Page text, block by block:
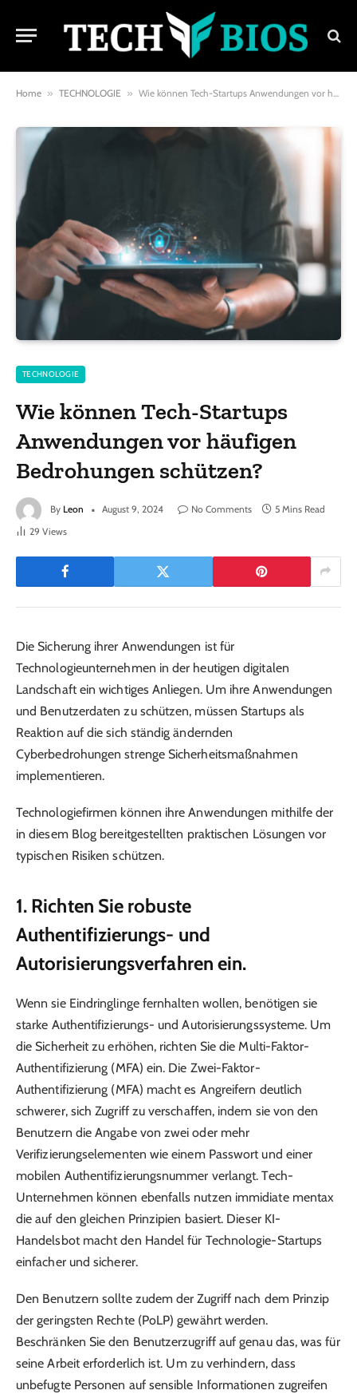
Home » TECHNOLOGIE » Wie können Tech-Startups Anwendungen vor häufigen Bedrohungen schützen?
TECHNOLOGIE
Wie können Tech-Startups
Anwendungen vor häufigen
Bedrohungen schützen?
By Leon August 9, 2024 No Comments
5 Mins Read
29 Views
Die Sicherung ihrer Anwendungen ist für
Technologieunternehmen in der heutigen digitalen
Landschaft ein wichtiges Anliegen. Um ihre Anwendungen
und Benutzerdaten zu schützen, müssen Startups als
Reaktion auf die sich ständig ändernden
Cyberbedrohungen strenge Sicherheitsmaßnahmen
implementieren.
Technologiefirmen können ihre Anwendungen mithilfe der
in diesem Blog bereitgestellten praktischen Lösungen vor
typischen Risiken schützen.
1. Richten Sie robuste
Authentifizierungs- und
Autorisierungsverfahren ein.
Wenn sie Eindringlinge fernhalten wollen, benötigen sie
starke Authentifizierungs- und Autorisierungssysteme. Um
die Sicherheit zu erhöhen, richten Sie die Multi-Faktor-
Authentifizierung (MFA) ein. Die Zwei-Faktor-
Authentifizierung (MFA) macht es Angreifern deutlich
schwerer, sich Zugriff zu verschaffen, indem sie von den
Benutzern die Angabe von zwei oder mehr
Verifizierungselementen wie einem Passwort und einer
mobilen Authentifizierungsnummer verlangt. Tech-
Unternehmen können ebenfalls nutzen immidiate mentax
die auf den gleichen Prinzipien basiert. Dieser KI-
Handelsbot macht den Handel für Technologie-Startups
einfacher und sicherer.
Den Benutzern sollte zudem der Zugriff nach dem Prinzip
der geringsten Rechte (PoLP) gewährt werden.
Beschränken Sie den Benutzerzugriff auf genau das, was für
seine Arbeit erforderlich ist. Um zu verhindern, dass
unbefugte Personen auf sensible Informationen zugreifen